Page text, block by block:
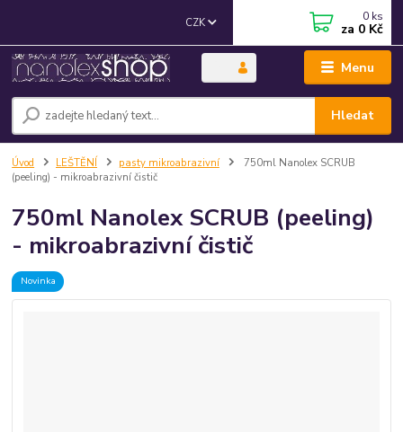
Menu
CZK
Hledat
0 ks
za 0 Kč
Úvod LEŠTĚNÍ pasty mikroabrazivní
750ml Nanolex SCRUB
(peeling) - mikroabrazivní čistič
750ml Nanolex SCRUB (peeling)
- mikroabrazivní čistič
Novinka